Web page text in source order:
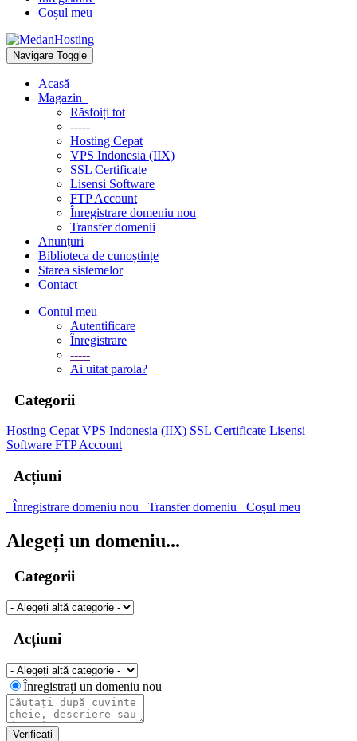
Coșul meu
Navigare Toggle
Acasă
Magazin
Răsfoiți tot
-----
Hosting Cepat
VPS Indonesia (IIX)
SSL Certificate
Lisensi Software
FTP Account
Înregistrare domeniu nou
Transfer domenii
Anunțuri
Biblioteca de cunoștințe
Starea sistemelor
Contact
Contul meu
Autentificare
Înregistrare
-----
Ai uitat parola?
Categorii
Hosting CepatVPS Indonesia (IIX) SSL Certificate Lisensi
Software FTP Account
Acțiuni
Înregistrare domeniu nou Transfer domeniu Coșul meu
Alegeți un domeniu...
Categorii
Acțiuni
Înregistrați un domeniu nou
Verificați